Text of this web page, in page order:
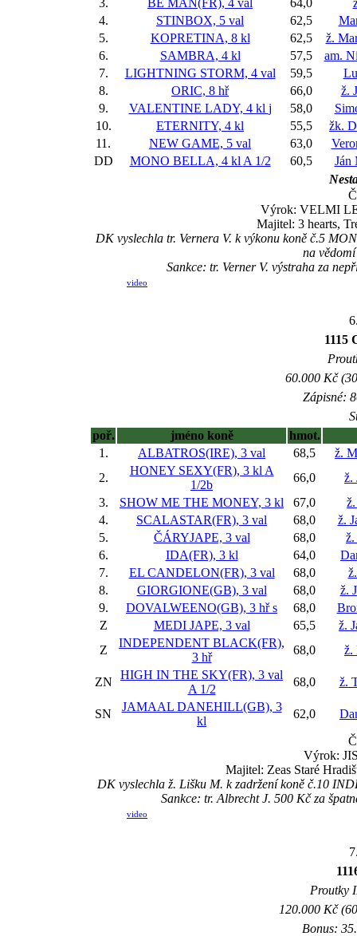
3. BE MAN(FR), 4 val 64,0
4.
STINBOX, 5 val 62,5
5.
KOPRETINA, 8 kl 62,5
ž.
6.
SAMBRA, 4 kl 57,5
am.
7.
LIGHTNING STORM, 4 val 59,5
8.
ORIC, 8 hř 66,0
ž.
9.
VALENTINE LADY, 4 kl j 58,0
10.
ETERNITY, 4 kl 55,5
žk.
11.
NEW GAME, 5 val 63,0
DD
MONO BELLA, 4 kl A 1/2 60,5
Ján
Výrok: VELMI
Majitel: 3 hearts,
DK vyslechla tr. Vernera V. k výkonu koně č.5
na
Sankce: tr. Verner V. výstraha za
video
1115
60.000 Kč
Zápisné:
poř.
jméno koně
hmot.
1.
ALBATROS(IRE), 3 val 68,5
ž.
2.
HONEY SEXY(FR), 3 kl A
1/2b
66,0
ž.
3.
SHOW ME THE MONEY, 3 kl 67,0
4.
SCALASTAR(FR), 3 val 68,0
ž.
5.
ČÁRYJAPE, 3 val 68,0
ž.
6.
IDA(FR), 3 kl 64,0
7.
EL CANDELON(FR), 3 val 68,0
8.
GIORGIONE(GB), 3 val 68,0
ž.
9.
DOVALWEENO(GB), 3 hřs 68,0
Z
MEDI JAPE, 3 val 65,5
ž.
Z
INDEPENDENT BLACK(FR),
3 hř
68,0 ž.
ZN
HIGH IN THE SKY(FR), 3 val
A 1/2
68,0 ž.
SN
JAMAAL DANEHILL(GB), 3
kl
62,0
Výrok:
Majitel: Zeas Staré
DK vyslechla ž. Lišku M. k zadržení koně č.10
Sankce: tr. Albrecht J. 500 Kč za
video
Proutky
120.000 Kč
Bonus: